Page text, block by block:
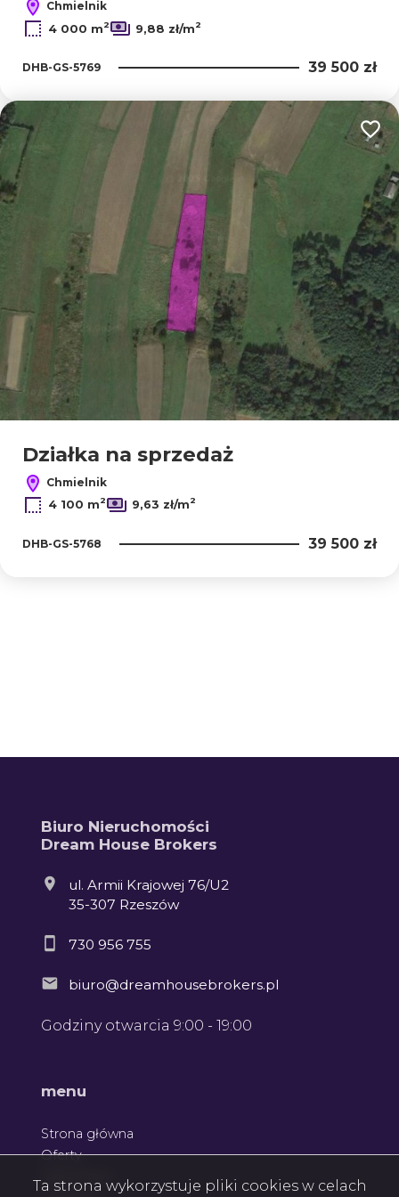
Chmielnik
4 000 m2 9,88 zł/m2
DHB-GS-5769 39 500 zł
Działka na sprzedaż
Chmielnik
4 100 m2 9,63 zł/m2
DHB-GS-5768 39 500 zł
Biuro Nieruchomości
Dream House Brokers
ul. Armii Krajowej 76/U2
35-307 Rzeszów
730 956 755
biuro@dreamhousebrokers.pl
Godziny otwarcia 9:00 - 19:00
menu
Strona główna
Oferty
Ta strona wykorzystuje pliki cookies w celach